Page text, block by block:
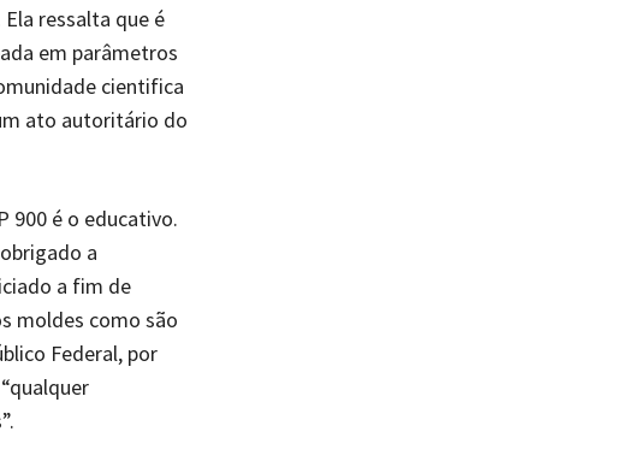
ressalta que é
em parâmetros
cientifica
ato autoritário do
900 é o educativo.
a
a fim de
moldes como são
Federal, por